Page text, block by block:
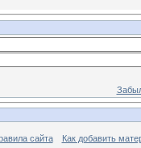
сайта Как добавить